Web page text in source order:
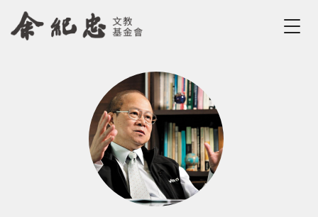
Jump to Navigation
Jump to Main content